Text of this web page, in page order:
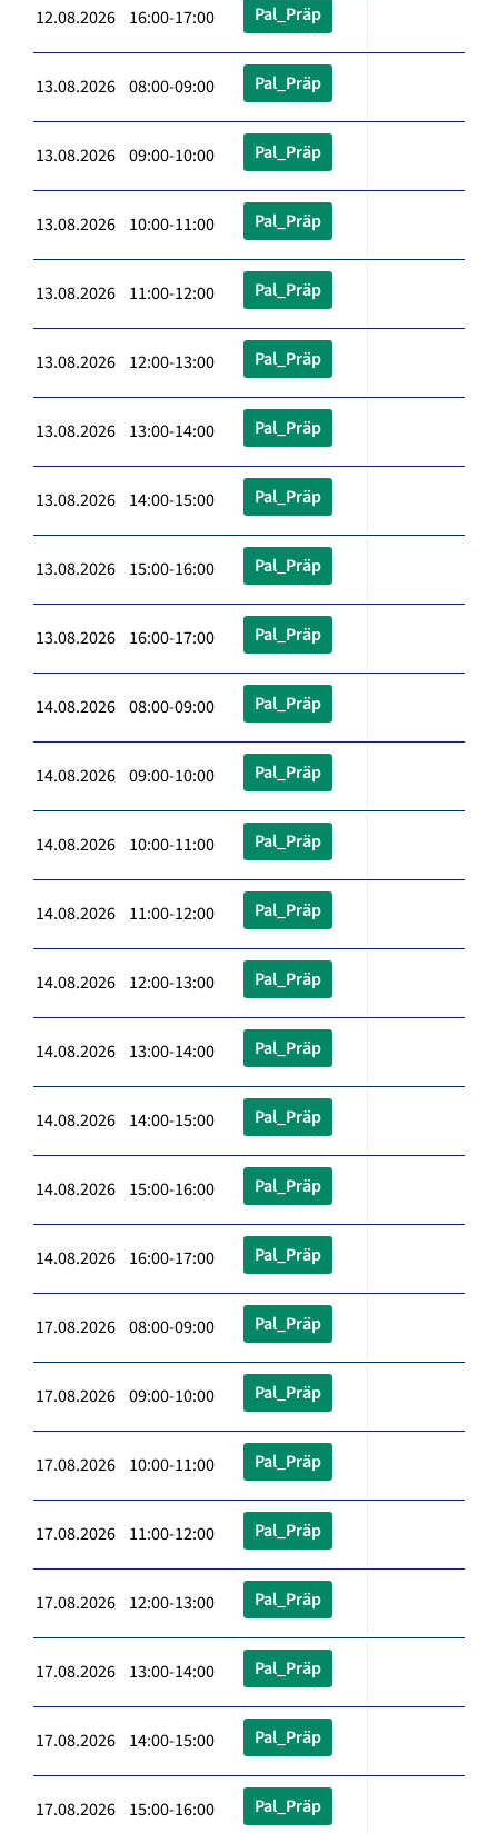
12.08.2026 16:00-17:00 Pal_Präp
13.08.2026 08:00-09:00 Pal_Präp
13.08.2026 09:00-10:00 Pal_Präp
13.08.2026 10:00-11:00 Pal_Präp
13.08.2026 11:00-12:00 Pal_Präp
13.08.2026 12:00-13:00 Pal_Präp
13.08.2026 13:00-14:00 Pal_Präp
13.08.2026 14:00-15:00 Pal_Präp
13.08.2026 15:00-16:00 Pal_Präp
13.08.2026 16:00-17:00 Pal_Präp
14.08.2026 08:00-09:00 Pal_Präp
14.08.2026 09:00-10:00 Pal_Präp
14.08.2026 10:00-11:00 Pal_Präp
14.08.2026 11:00-12:00 Pal_Präp
14.08.2026 12:00-13:00 Pal_Präp
14.08.2026 13:00-14:00 Pal_Präp
14.08.2026 14:00-15:00 Pal_Präp
14.08.2026 15:00-16:00 Pal_Präp
14.08.2026 16:00-17:00 Pal_Präp
17.08.2026 08:00-09:00 Pal_Präp
17.08.2026 09:00-10:00 Pal_Präp
17.08.2026 10:00-11:00 Pal_Präp
17.08.2026 11:00-12:00 Pal_Präp
17.08.2026 12:00-13:00 Pal_Präp
17.08.2026 13:00-14:00 Pal_Präp
17.08.2026 14:00-15:00 Pal_Präp
17.08.2026 15:00-16:00 Pal_Präp